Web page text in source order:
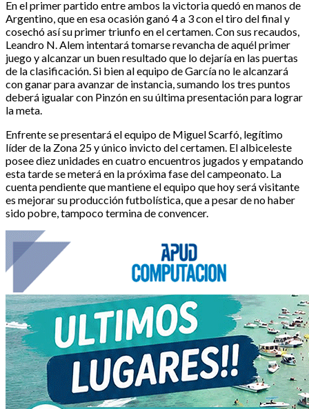
En el primer partido entre ambos la victoria quedó en manos de
Argentino, que en esa ocasión ganó 4 a 3 con el tiro del final y
cosechó así su primer triunfo en el certamen. Con sus recaudos,
Leandro N. Alem intentará tomarse revancha de aquél primer
juego y alcanzar un buen resultado que lo dejaría en las puertas
de la clasificación. Si bien al equipo de García no le alcanzará
con ganar para avanzar de instancia, sumando los tres puntos
deberá igualar con Pinzón en su última presentación para lograr
la meta.
Enfrente se presentará el equipo de Miguel Scarfó, legítimo
líder de la Zona 25 y único invicto del certamen. El albiceleste
posee diez unidades en cuatro encuentros jugados y empatando
esta tarde se meterá en la próxima fase del campeonato. La
cuenta pendiente que mantiene el equipo que hoy será visitante
es mejorar su producción futbolística, que a pesar de no haber
sido pobre, tampoco termina de convencer.